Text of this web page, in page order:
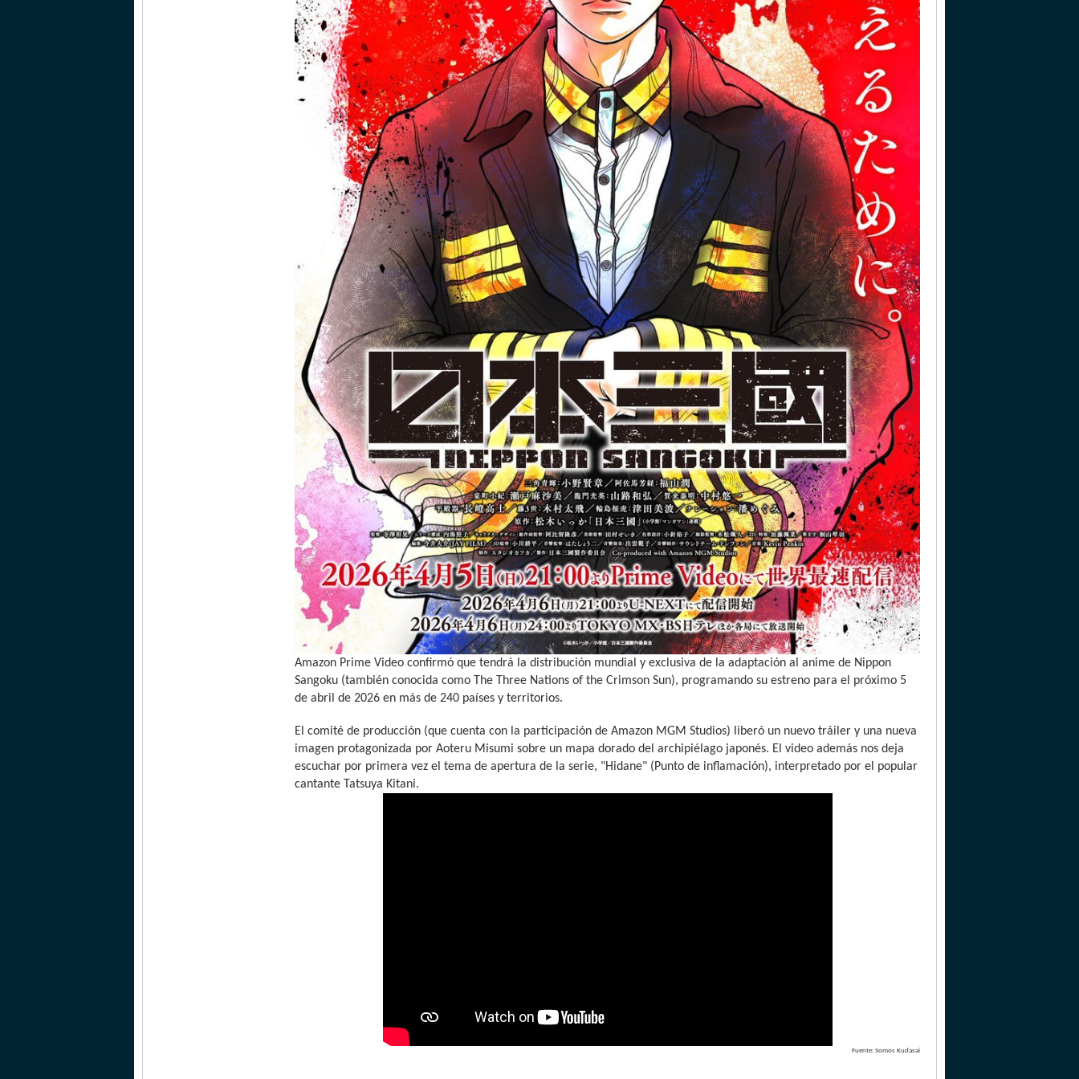
Amazon Prime Video confirmó que tendrá la distribución mundial y exclusiva de la adaptación al anime de Nippon
Sangoku (también conocida como The Three Nations of the Crimson Sun), programando su estreno para el próximo 5
de abril de 2026 en más de 240 países y territorios.
El comité de producción (que cuenta con la participación de Amazon MGM Studios) liberó un nuevo tráiler y una nueva
imagen protagonizada por Aoteru Misumi sobre un mapa dorado del archipiélago japonés. El video además nos deja
escuchar por primera vez el tema de apertura de la serie, "Hidane" (Punto de inflamación), interpretado por el popular
cantante Tatsuya Kitani.
Fuente: Somos Kudasai